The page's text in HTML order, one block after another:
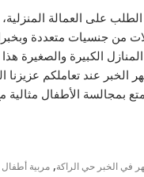
على العمالة
من جنسيات متعددة
الكبيرة والصغيرة
الخبر عند تعاملكم
بمجالسة الأطفال مثالية
في الخبر حي الراكة, مربية أطفال